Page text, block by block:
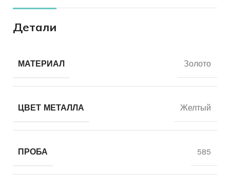
Детали
МАТЕРИАЛ Золото
ЦВЕТ МЕТАЛЛА Желтый
ПРОБА 585